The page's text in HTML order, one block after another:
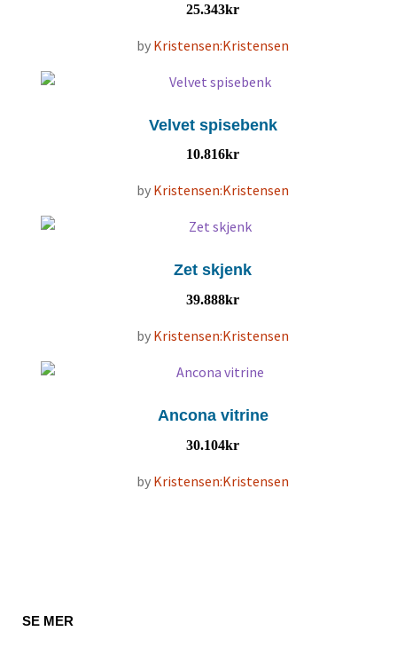
25.343kr
by Kristensen:Kristensen
Velvet spisebenk
10.816kr
by Kristensen:Kristensen
Zet skjenk
39.888kr
by Kristensen:Kristensen
Ancona vitrine
30.104kr
by Kristensen:Kristensen
SE MER